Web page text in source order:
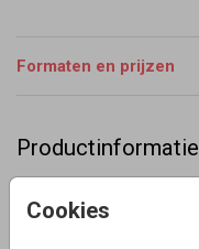
Cookies
Formaten en prijzen
Productinformatie
Opzoek naar een